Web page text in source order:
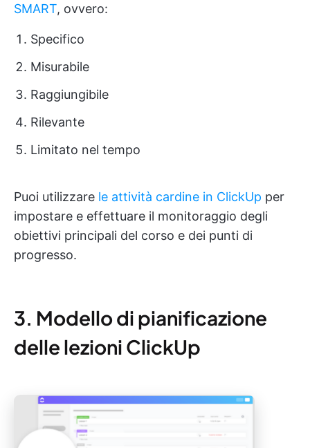
SMART, ovvero:
Specifico
Misurabile
Raggiungibile
Rilevante
Limitato nel tempo
Puoi utilizzare le attività cardine in ClickUp per
impostare e effettuare il monitoraggio degli
obiettivi principali del corso e dei punti di
progresso.
3. Modello di pianificazione
delle lezioni ClickUp